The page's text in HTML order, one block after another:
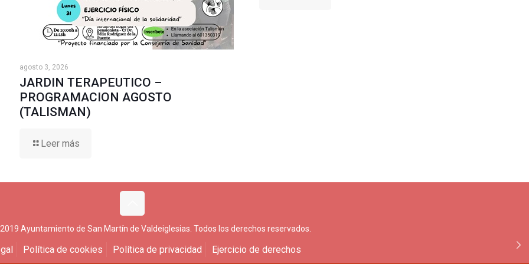
agosto 3, 2026
JARDIN TERAPEUTICO –
PROGRAMACION AGOSTO
(TALISMAN)
Leer más
Ayuntamiento de San Martín de Valdeiglesias. Todos los derechos reservados.
Política de cookies Política de privacidad Ejercicio de derechos